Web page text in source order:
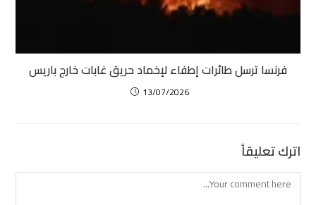
فرنسا ترسل طائرات إطفاء لإخماد حريق غابات خارج باريس
13/07/2026
اترك تعليقاً